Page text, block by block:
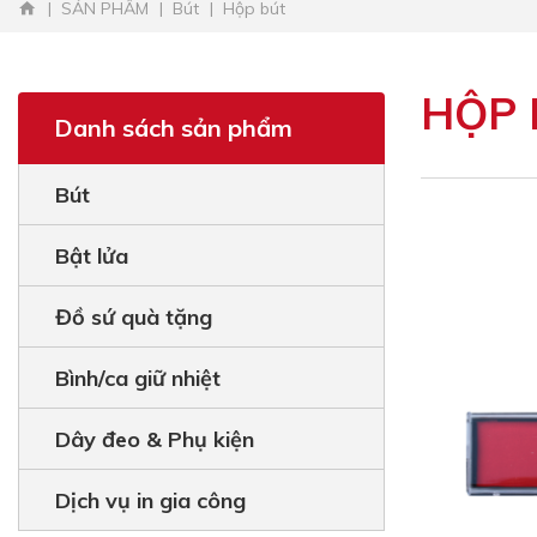
SẢN PHẨM Bút Hộp bút
Danh sách sản phẩm
Bút
Bật lửa
Đồ sứ quà tặng
Bình/ca giữ nhiệt
Dây đeo & Phụ kiện
Dịch vụ in gia công
HỘP